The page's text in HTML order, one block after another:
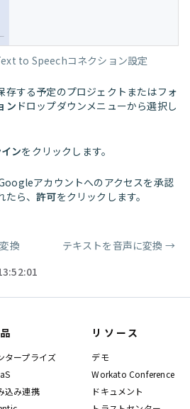
to Speechコネクション設定
存する予定のプロジェクトまたはフォ
ン ドロップダウンメニューから選択し
ンをクリックします。
アカウントへのアクセスを承認
たら、許可をクリックします。
換 テキストを音声に変換 →
タープライズ
込み連携
リソース
デモ
Workato Conference
ドキュメント